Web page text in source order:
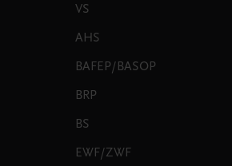
VS
AHS
BAFEP/BASOP
BRP
BS
EWF/ZWF